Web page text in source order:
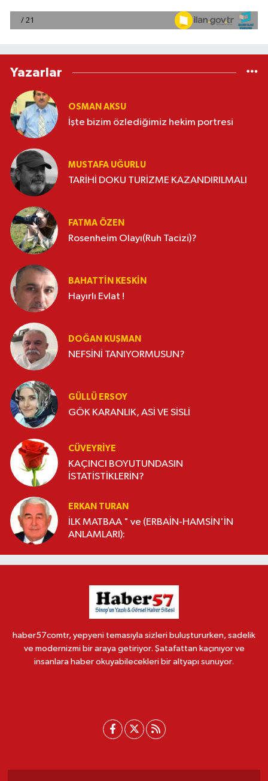
Yazarlar
OSMAN AKSU
İşte bizim özlediğimiz hekim portresi
MUSTAFA UĞURLU
TARİHİ DOKU TURİZME KAZANDIRILMALI
FATMA ÖZEN
Rosenheim Olayı(Ruh Tacizi)?
BAHATTIN KESKİN
Hayırlı Evlat !
DOĞAN KUŞMAN
NEFSİNİ TANIYORMUSUN?
GÜLLÜ ERSOY
GÖK KARANLIK, ASİ VE SİSLİ
CÜVEYRIYE
KAÇINCI BOYUTUNDASIN
İSTATİSTİKLERİN?
ERKAN TURAN
İLK MATBAA " ve (ERBAİN-HAMSİN'İN
ANLAMLARI):
haber57comtr, yepyeni temasıyla sizleri buluştururken, sadelik
ve modernizmi bir araya getiriyor. Şatafattan kaçınıyor ve
insanlara haber okuyabilecekleri bir altyapı sunuyor.